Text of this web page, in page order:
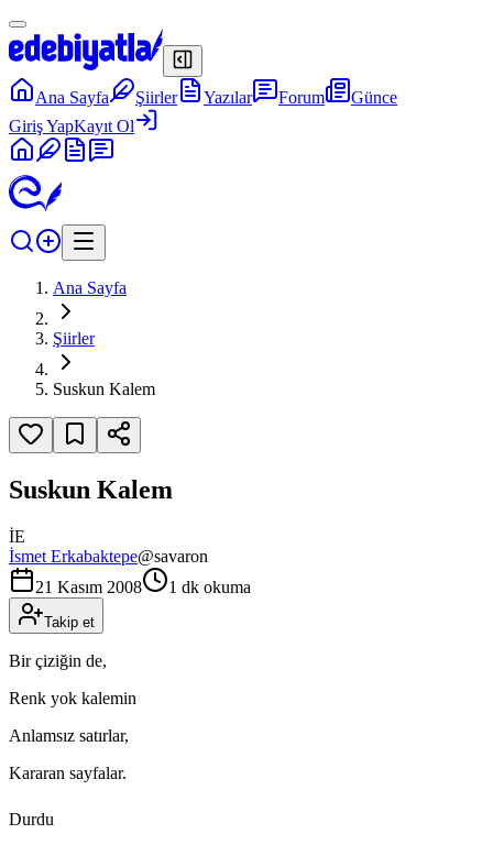
Ana Sayfa Şiirler Yazılar Forum
Günce
Giriş YapKayıt Ol
Ana Sayfa
Şiirler
Suskun Kalem
Suskun Kalem
İE
İsmet Erkabaktepe@savaron
21 Kasım 2008
1 dk okuma
Takip et
Bir çiziğin de,
Renk yok kalemin
Anlamsız satırlar,
Kararan sayfalar.
Durdu